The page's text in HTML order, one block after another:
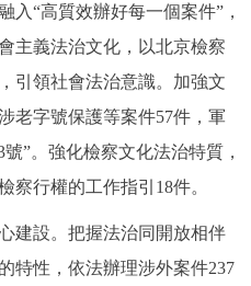
入“高質效辦好每一個案件”，
主義法治文化，以北京檢察
引領社會法治意識。加強文
老字號保護等案件57件，軍
”。強化檢察文化法治特質，
察行權的工作指引18件。
設。把握法治同開放相伴
特性，依法辦理涉外案件237